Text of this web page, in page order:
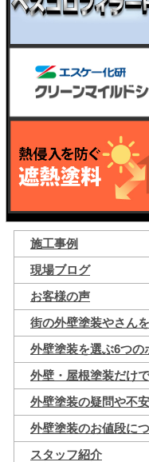
施工事例
現場ブログ
お客様の声
街の外壁塗装やさん
外壁塗装を選ぶ6つの
外壁・屋根塗装だけ
外壁塗装の疑問や不
外壁塗装のお値段に
スタッフ紹介